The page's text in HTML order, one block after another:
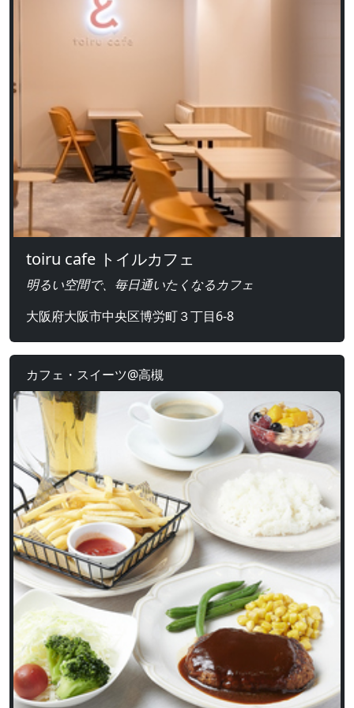
toiru cafe トイルカフェ
明るい空間で、毎日通いたくなるカフェ
大阪府大阪市中央区博労町３丁目6-8
カフェ・スイーツ@高槻